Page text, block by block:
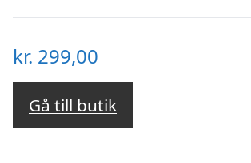
kr. 299,00
Gå till butik